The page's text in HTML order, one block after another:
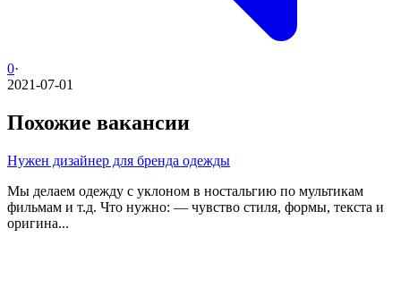
0·
2021-07-01
Похожие вакансии
Нужен дизайнер для бренда одежды
Мы делаем одежду с уклоном в ностальгию по мультикам
фильмам и т.д. Что нужно: — чувство стиля, формы, текста и
оригина...